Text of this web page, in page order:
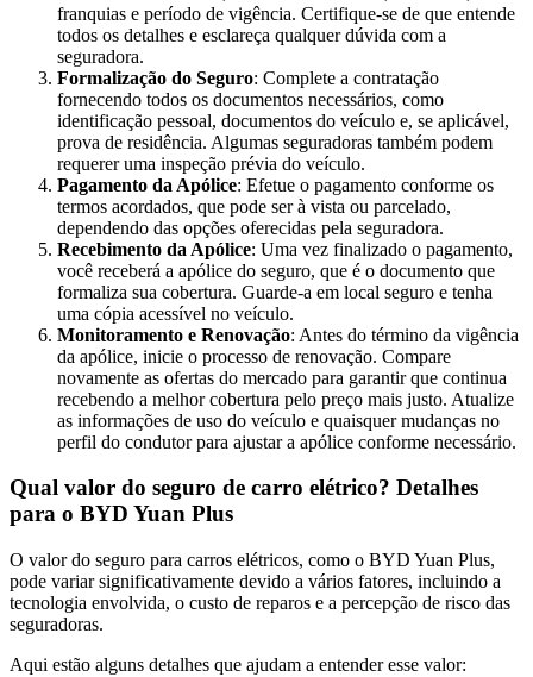
franquias e período de vigência. Certifique-se de que entende
todos os detalhes e esclareça qualquer dúvida com a
seguradora.
Formalização do Seguro: Complete a contratação
fornecendo todos os documentos necessários, como
identificação pessoal, documentos do veículo e, se aplicável,
prova de residência. Algumas seguradoras também podem
requerer uma inspeção prévia do veículo.
Pagamento da Apólice: Efetue o pagamento conforme os
termos acordados, que pode ser à vista ou parcelado,
dependendo das opções oferecidas pela seguradora.
Recebimento da Apólice: Uma vez finalizado o pagamento,
você receberá a apólice do seguro, que é o documento que
formaliza sua cobertura. Guarde-a em local seguro e tenha
uma cópia acessível no veículo.
Monitoramento e Renovação: Antes do término da vigência
da apólice, inicie o processo de renovação. Compare
novamente as ofertas do mercado para garantir que continua
recebendo a melhor cobertura pelo preço mais justo. Atualize
as informações de uso do veículo e quaisquer mudanças no
perfil do condutor para ajustar a apólice conforme necessário.
Qual valor do seguro de carro elétrico? Detalhes
para o BYD Yuan Plus
O valor do seguro para carros elétricos, como o BYD Yuan Plus,
pode variar significativamente devido a vários fatores, incluindo a
tecnologia envolvida, o custo de reparos e a percepção de risco das
seguradoras.
Aqui estão alguns detalhes que ajudam a entender esse valor: